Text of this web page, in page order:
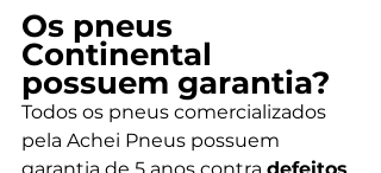
Os pneus
Continental
possuem garantia?
Todos os pneus comercializados
pela Achei Pneus possuem